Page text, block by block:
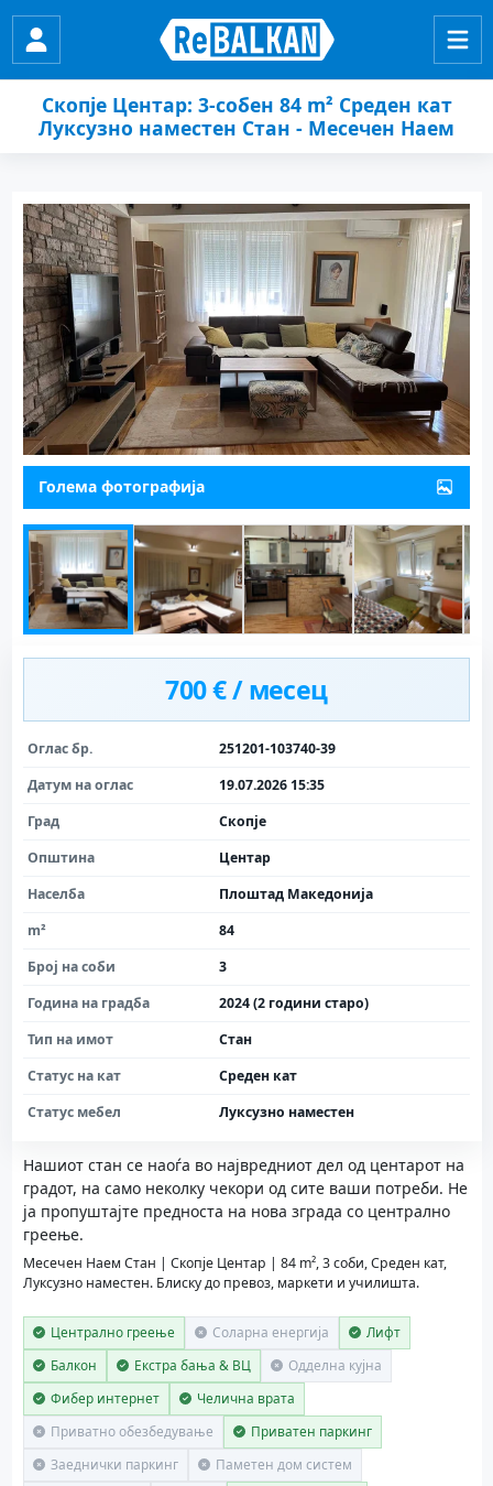
Скопје Центар: 3-собен 84 m² Среден кат
Луксузно наместен Стан - Месечен Наем
Голема фотографија
Нашиот стан се наоѓа во највредниот дел од центарот на
градот, на само неколку чекори од сите ваши потреби. Не
ја пропуштајте предноста на нова зграда со централно
греење.
Месечен Наем Стан | Скопје Центар | 84 m², 3 соби, Среден кат,
Луксузно наместен. Блиску до превоз, маркети и училишта.
Централно греење Соларна енергија
Лифт
Балкон
Екстра бања & ВЦ
Одделна кујна
Фибер интернет
Челична врата
Приватно обезбедување
Приватен паркинг
Заеднички паркинг
Паметен дом систем
700 € / месец
Оглас бр.
251201-103740-39
Датум на оглас
19.07.2026 15:35
Град
Скопје
Општина
Центар
Населба
Плоштад Македонија
m²
84
Број на соби
3
Година на градба
2024 (2 години старо)
Тип на имот
Стан
Статус на кат
Среден кат
Статус мебел
Луксузно наместен